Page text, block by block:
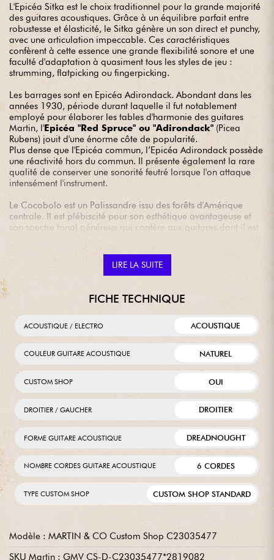
L'Epicéa Sitka est le choix traditionnel pour la grande majorité
des guitares acoustiques. Grâce à un équilibre parfait entre
robustesse et élasticité, le Sitka génère un son direct et punchy,
avec une articulation impeccable. Ces caractéristiques
confèrent à cette essence une grande flexibilité sonore et une
faculté d'adaptation à quasiment tous les styles de jeu :
strumming, flatpicking ou fingerpicking.
Les barrages sont en Epicéa Adirondack. Abondant dans les
années 1930, période durant laquelle il fut notablement
employé pour élaborer les tables d'harmonie des guitares
Martin, l'Epicéa "Red Spruce" ou "Adirondack" (Picea
Rubens) jouit d'une énorme côte de popularité.
Plus dense que l'Epicéa commun, l’Epicéa Adirondack possède
une réactivité hors du commun. Il présente également la rare
qualité de conserver une sonorité feutré lorsque l'on attaque
intensément l'instrument.
Le Cocobolo est un Palissandre issu des forêts d'Amérique
centrale. Il est plébiscité pour son esthétique avantageuse et
son spectre tonal généreux qui confère aux guitares dont il est
LIRE LA SUITE
FICHE TECHNIQUE
ACOUSTIQUE / ELECTRO ACOUSTIQUE
COULEUR GUITARE ACOUSTIQUE NATUREL
CUSTOM SHOP OUI
DROITIER / GAUCHER DROITIER
FORME GUITARE ACOUSTIQUE DREADNOUGHT
NOMBRE CORDES GUITARE ACOUSTIQUE 6 CORDES
TYPE CUSTOM SHOP CUSTOM SHOP STANDARD
Modèle : MARTIN & CO Custom Shop C23035477
SKU Martin : GMV CS-D-C23035477*2819082